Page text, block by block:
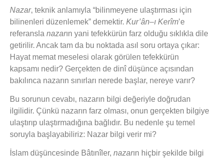
Nazar, teknik anlamıyla “bilinmeyene ulaştırması için
bilinenleri düzenlemek” demektir. Kur’ân–ı Kerîm’e
referansla nazarın yani tefekkürün farz olduğu sıklıkla dile
getirilir. Ancak tam da bu noktada asıl soru ortaya çıkar:
Hayat memat meselesi olarak görülen tefekkürün
kapsamı nedir? Gerçekten de dinî düşünce açısından
bakılınca nazarın sınırları nerede başlar, nereye varır?
Bu sorunun cevabı, nazarın bilgi değeriyle doğrudan
ilgilidir. Çünkü nazarın farz olması, onun gerçekten bilgiye
ulaştırıp ulaştırmadığına bağlıdır. Bu nedenle şu temel
soruyla başlayabiliriz: Nazar bilgi verir mi?
İslam düşüncesinde Bâtınîler, nazarın hiçbir şekilde bilgi